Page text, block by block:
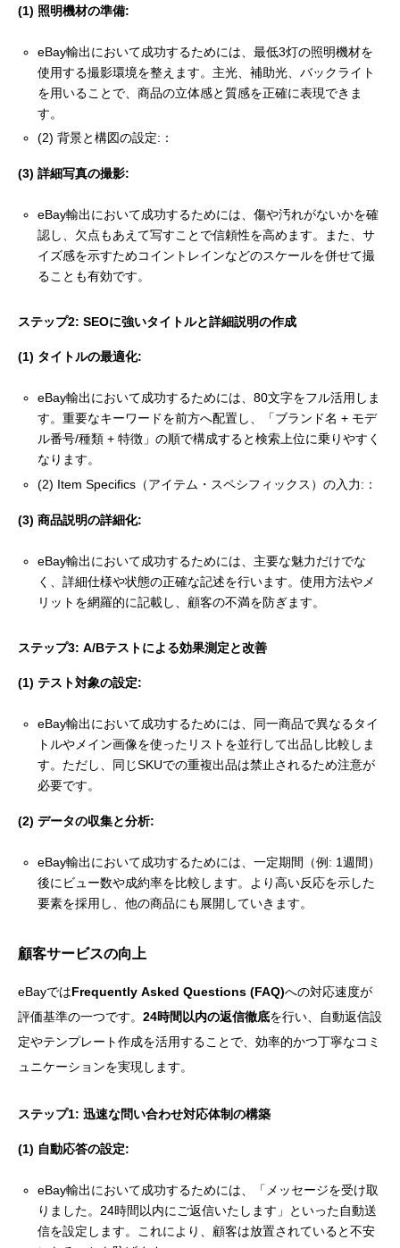
(1) 照明機材の準備:
eBay輸出において成功するためには、最低3灯の照明機材を
使用する撮影環境を整えます。主光、補助光、バックライト
を用いることで、商品の立体感と質感を正確に表現できま
す。
(2) 背景と構図の設定:：
(3) 詳細写真の撮影:
eBay輸出において成功するためには、傷や汚れがないかを確
認し、欠点もあえて写すことで信頼性を高めます。また、サ
イズ感を示すためコイントレインなどのスケールを併せて撮
ることも有効です。
ステップ2: SEOに強いタイトルと詳細説明の作成
(1) タイトルの最適化:
eBay輸出において成功するためには、80文字をフル活用しま
す。重要なキーワードを前方へ配置し、「ブランド名 + モデ
ル番号/種類 + 特徴」の順で構成すると検索上位に乗りやすく
なります。
(2) Item Specifics（アイテム・スペシフィックス）の入力:：
(3) 商品説明の詳細化:
eBay輸出において成功するためには、主要な魅力だけでな
く、詳細仕様や状態の正確な記述を行います。使用方法やメ
リットを網羅的に記載し、顧客の不満を防ぎます。
ステップ3: A/Bテストによる効果測定と改善
(1) テスト対象の設定:
eBay輸出において成功するためには、同一商品で異なるタイ
トルやメイン画像を使ったリストを並行して出品し比較しま
す。ただし、同じSKUでの重複出品は禁止されるため注意が
必要です。
(2) データの収集と分析:
eBay輸出において成功するためには、一定期間（例: 1週間）
後にビュー数や成約率を比較します。より高い反応を示した
要素を採用し、他の商品にも展開していきます。
顧客サービスの向上
eBayではFrequently Asked Questions (FAQ)への対応速度が
評価基準の一つです。 24時間以内の返信徹底を行い、自動返信設
定やテンプレート作成を活用することで、効率的かつ丁寧なコミ
ュニケーションを実現します。
ステップ1: 迅速な問い合わせ対応体制の構築
(1) 自動応答の設定:
eBay輸出において成功するためには、「メッセージを受け取
りました。24時間以内にご返信いたします」といった自動送
信を設定します。これにより、顧客は放置されていると不安